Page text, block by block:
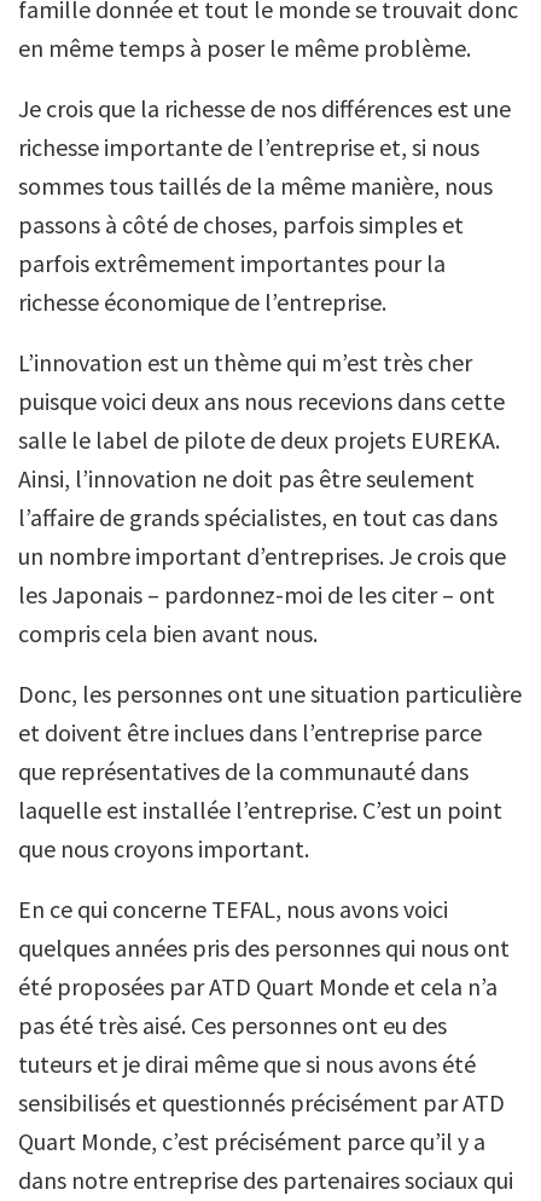
famille donnée et tout le monde se trouvait donc
en même temps à poser le même problème.
Je crois que la richesse de nos différences est une
richesse importante de l’entreprise et, si nous
sommes tous taillés de la même manière, nous
passons à côté de choses, parfois simples et
parfois extrêmement importantes pour la
richesse économique de l’entreprise.
L’innovation est un thème qui m’est très cher
puisque voici deux ans nous recevions dans cette
salle le label de pilote de deux projets EUREKA.
Ainsi, l’innovation ne doit pas être seulement
l’affaire de grands spécialistes, en tout cas dans
un nombre important d’entreprises. Je crois que
les Japonais – pardonnez-moi de les citer – ont
compris cela bien avant nous.
Donc, les personnes ont une situation particulière
et doivent être inclues dans l’entreprise parce
que représentatives de la communauté dans
laquelle est installée l’entreprise. C’est un point
que nous croyons important.
En ce qui concerne TEFAL, nous avons voici
quelques années pris des personnes qui nous ont
été proposées par ATD Quart Monde et cela n’a
pas été très aisé. Ces personnes ont eu des
tuteurs et je dirai même que si nous avons été
sensibilisés et questionnés précisément par ATD
Quart Monde, c’est précisément parce qu’il y a
dans notre entreprise des partenaires sociaux qui